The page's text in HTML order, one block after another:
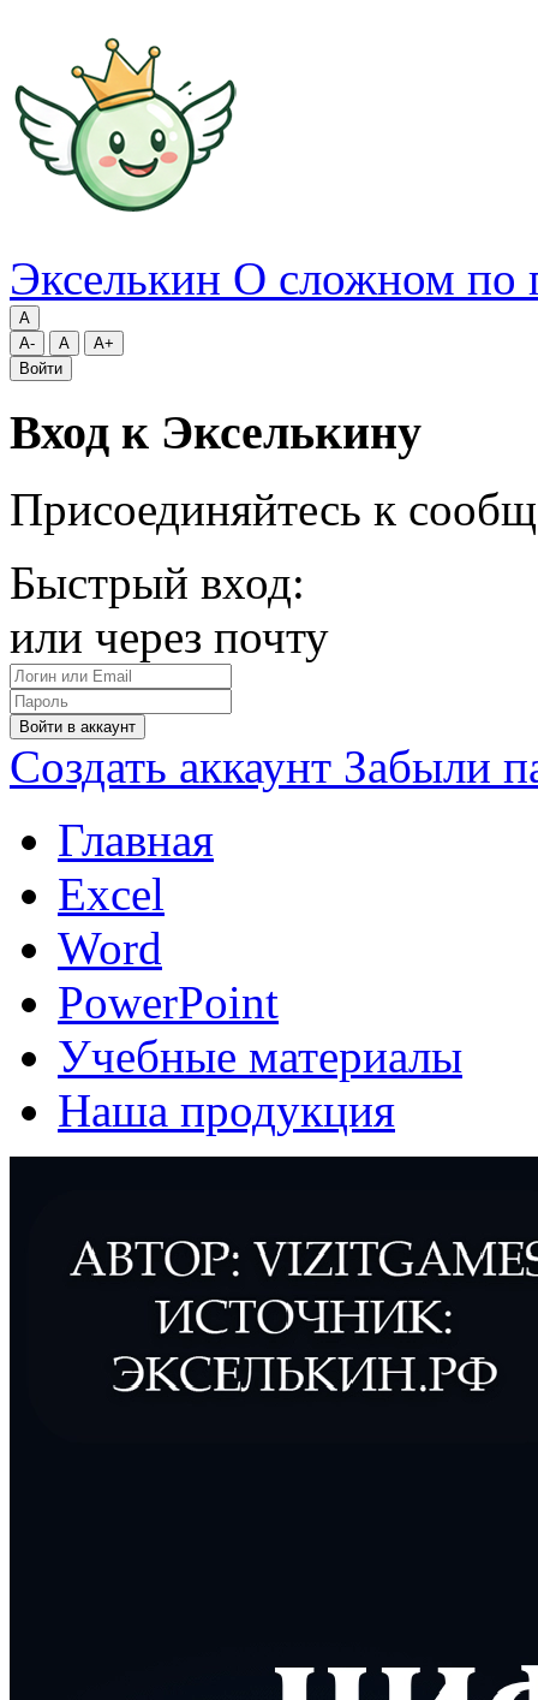
Экселькин О сложном по
A
A-
A
A+
Войти
Вход к Экселькину
Присоединяйтесь к
Быстрый вход:
или через почту
Войти в аккаунт
Создать аккаунт Забыли
Главная
Excel
Word
PowerPoint
Учебные материалы
Наша продукция